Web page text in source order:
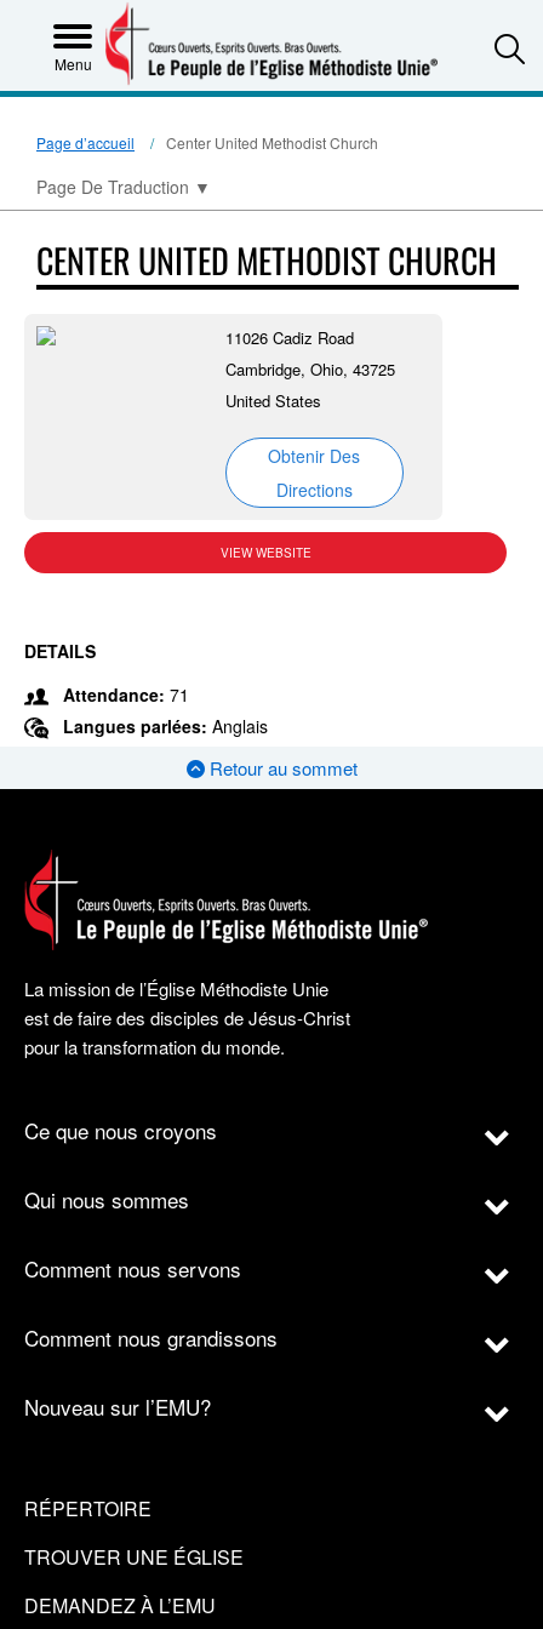
Menu
Page d’accueil Center United Methodist Church
Page De Traduction ▼
CENTER UNITED METHODIST CHURCH
11026 Cadiz Road
Cambridge, Ohio, 43725
United States
Obtenir Des
Directions
VIEW WEBSITE
DETAILS
Attendance: 71
Langues parlées: Anglais
Retour au sommet
La mission de l’Église Méthodiste Unie
est de faire des disciples de Jésus-Christ
pour la transformation du monde.
Ce que nous croyons
Qui nous sommes
Comment nous servons
Comment nous grandissons
Nouveau sur l’EMU?
RÉPERTOIRE
TROUVER UNE ÉGLISE
DEMANDEZ À L’EMU